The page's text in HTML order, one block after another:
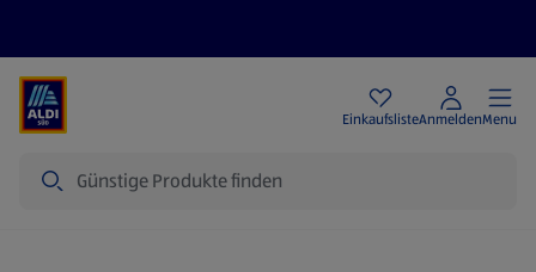
EinkaufslisteAnmeldenMenu